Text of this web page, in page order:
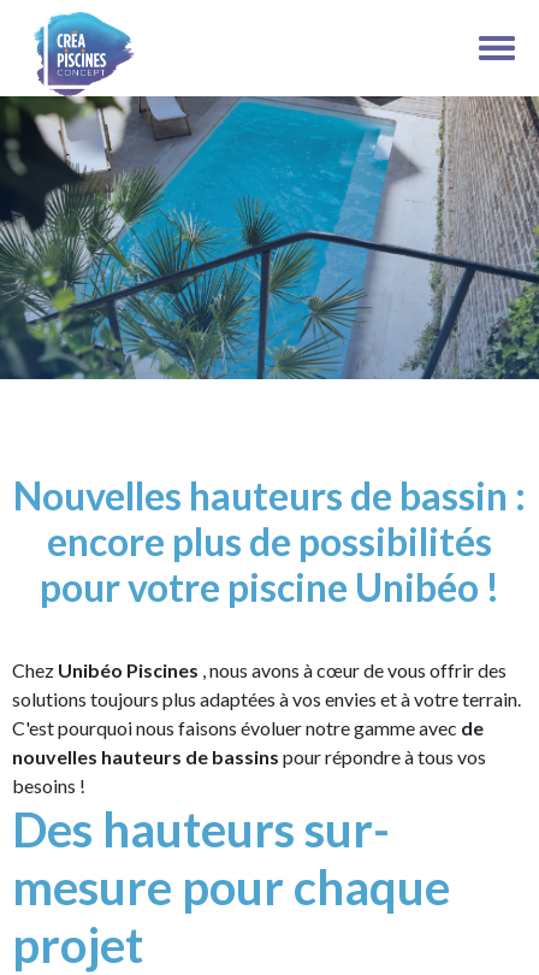
Nouvelles hauteurs de bassin :
encore plus de possibilités
pour votre piscine Unibéo !
Chez Unibéo Piscines , nous avons à cœur de vous offrir des
solutions toujours plus adaptées à vos envies et à votre terrain.
C'est pourquoi nous faisons évoluer notre gamme avec de
nouvelles hauteurs de bassins pour répondre à tous vos
besoins !
Des hauteurs sur-
mesure pour chaque
projet